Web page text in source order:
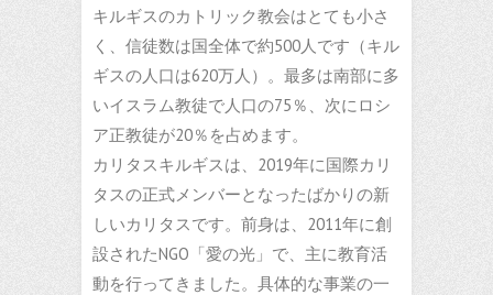
キルギスのカトリック教会はとても小さ
く、信徒数は国全体で約500人です（キル
ギスの人口は620万人）。最多は南部に多
いイスラム教徒で人口の75％、次にロシ
ア正教徒が20％を占めます。
カリタスキルギスは、2019年に国際カリ
タスの正式メンバーとなったばかりの新
しいカリタスです。前身は、2011年に創
設されたNGO「愛の光」で、主に教育活
動を行ってきました。具体的な事業の一